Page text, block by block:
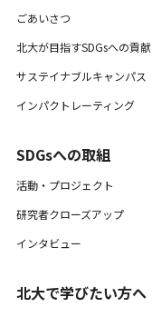
ごあいさつ
北大が目指すSDGsへの貢献
サステイナブルキャンパス
インパクトレーティング
SDGsへの取組
活動・プロジェクト
研究者クローズアップ
インタビュー
北大で学びたい方へ